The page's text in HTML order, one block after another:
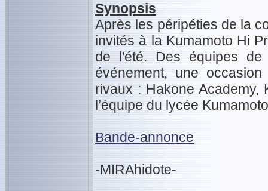
Synopsis
Après les péripéties de la
invités à la Kumamoto Hi
de l'été. Des équipes
événement, une
rivaux : Hakone Academy,
l’équipe du lycée
Bande-annonce
-MIRAhidote-